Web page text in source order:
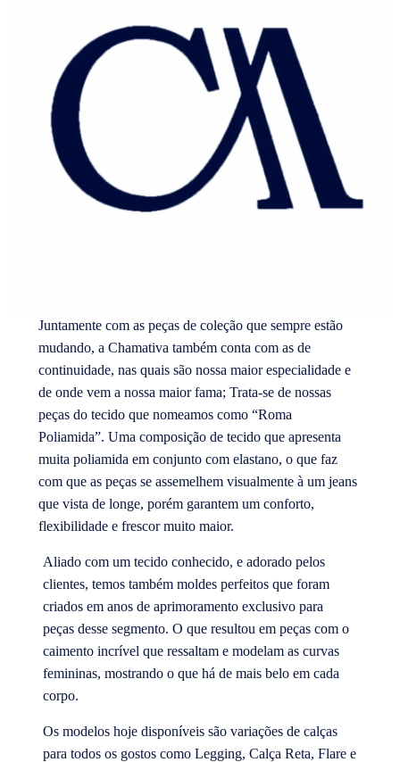
Juntamente com as peças de coleção que sempre estão
mudando, a Chamativa também conta com as de
continuidade, nas quais são nossa maior especialidade e
de onde vem a nossa maior fama; Trata-se de nossas
peças do tecido que nomeamos como “Roma
Poliamida”. Uma composição de tecido que apresenta
muita poliamida em conjunto com elastano, o que faz
com que as peças se assemelhem visualmente à um jeans
que vista de longe, porém garantem um conforto,
flexibilidade e frescor muito maior.
Aliado com um tecido conhecido, e adorado pelos
clientes, temos também moldes perfeitos que foram
criados em anos de aprimoramento exclusivo para
peças desse segmento. O que resultou em peças com o
caimento incrível que ressaltam e modelam as curvas
femininas, mostrando o que há de mais belo em cada
corpo.
Os modelos hoje disponíveis são variações de calças
para todos os gostos como Legging, Calça Reta, Flare e